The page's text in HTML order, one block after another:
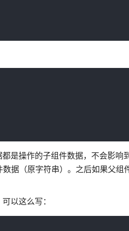
是操作的子组件数据，不会影响
据（原字符串）。之后如果父组
以这么写：